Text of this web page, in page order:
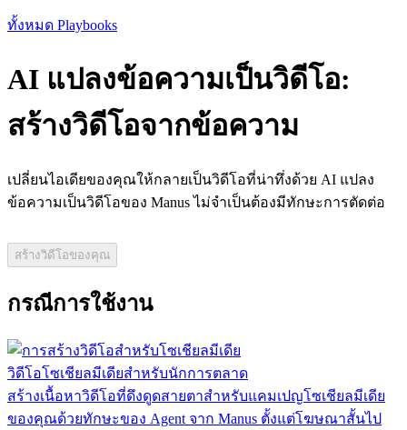
ทั้งหมด Playbooks
AI แปลงข้อความเป็นวิดีโอ:
สร้างวิดีโอจากข้อความ
เปลี่ยนไอเดียของคุณให้กลายเป็นวิดีโอที่น่าทึ่งด้วย AI แปลง
ข้อความเป็นวิดีโอของ Manus ไม่จำเป็นต้องมีทักษะการตัดต่อ
สร้างวิดีโอของคุณ
กรณีการใช้งาน
วิดีโอโซเชียลมีเดียสำหรับนักการตลาด
สร้างเนื้อหาวิดีโอที่ดึงดูดสายตาสำหรับแคมเปญโซเชียลมีเดีย
ของคุณด้วยทักษะของ Agent จาก Manus ตั้งแต่โฆษณาสั้นไป